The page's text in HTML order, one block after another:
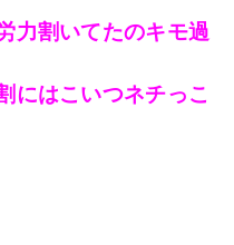
力割いてたのキモ過
にはこいつネチっこ